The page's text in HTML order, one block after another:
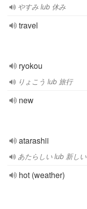
やすみ lub 休み
travel
ryokou
りょこう lub 旅行
new
atarashii
あたらしい lub 新しい
hot (weather)